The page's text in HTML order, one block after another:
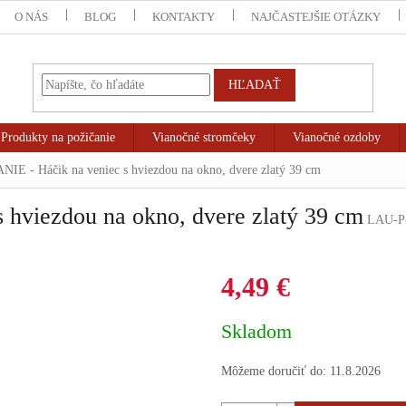
O NÁS BLOG KONTAKTY NAJČASTEJŠIE OTÁZKY
HĽADAŤ
Produkty na požičanie Vianočné stromčeky Vianočné ozdoby
- Háčik na veniec s hviezdou na okno, dvere zlatý 39 cm
na okno, dvere zlatý 39 cm LAU-
4,49 €
cena:
Skladom
Môžeme doručiť do: 11.8.2026